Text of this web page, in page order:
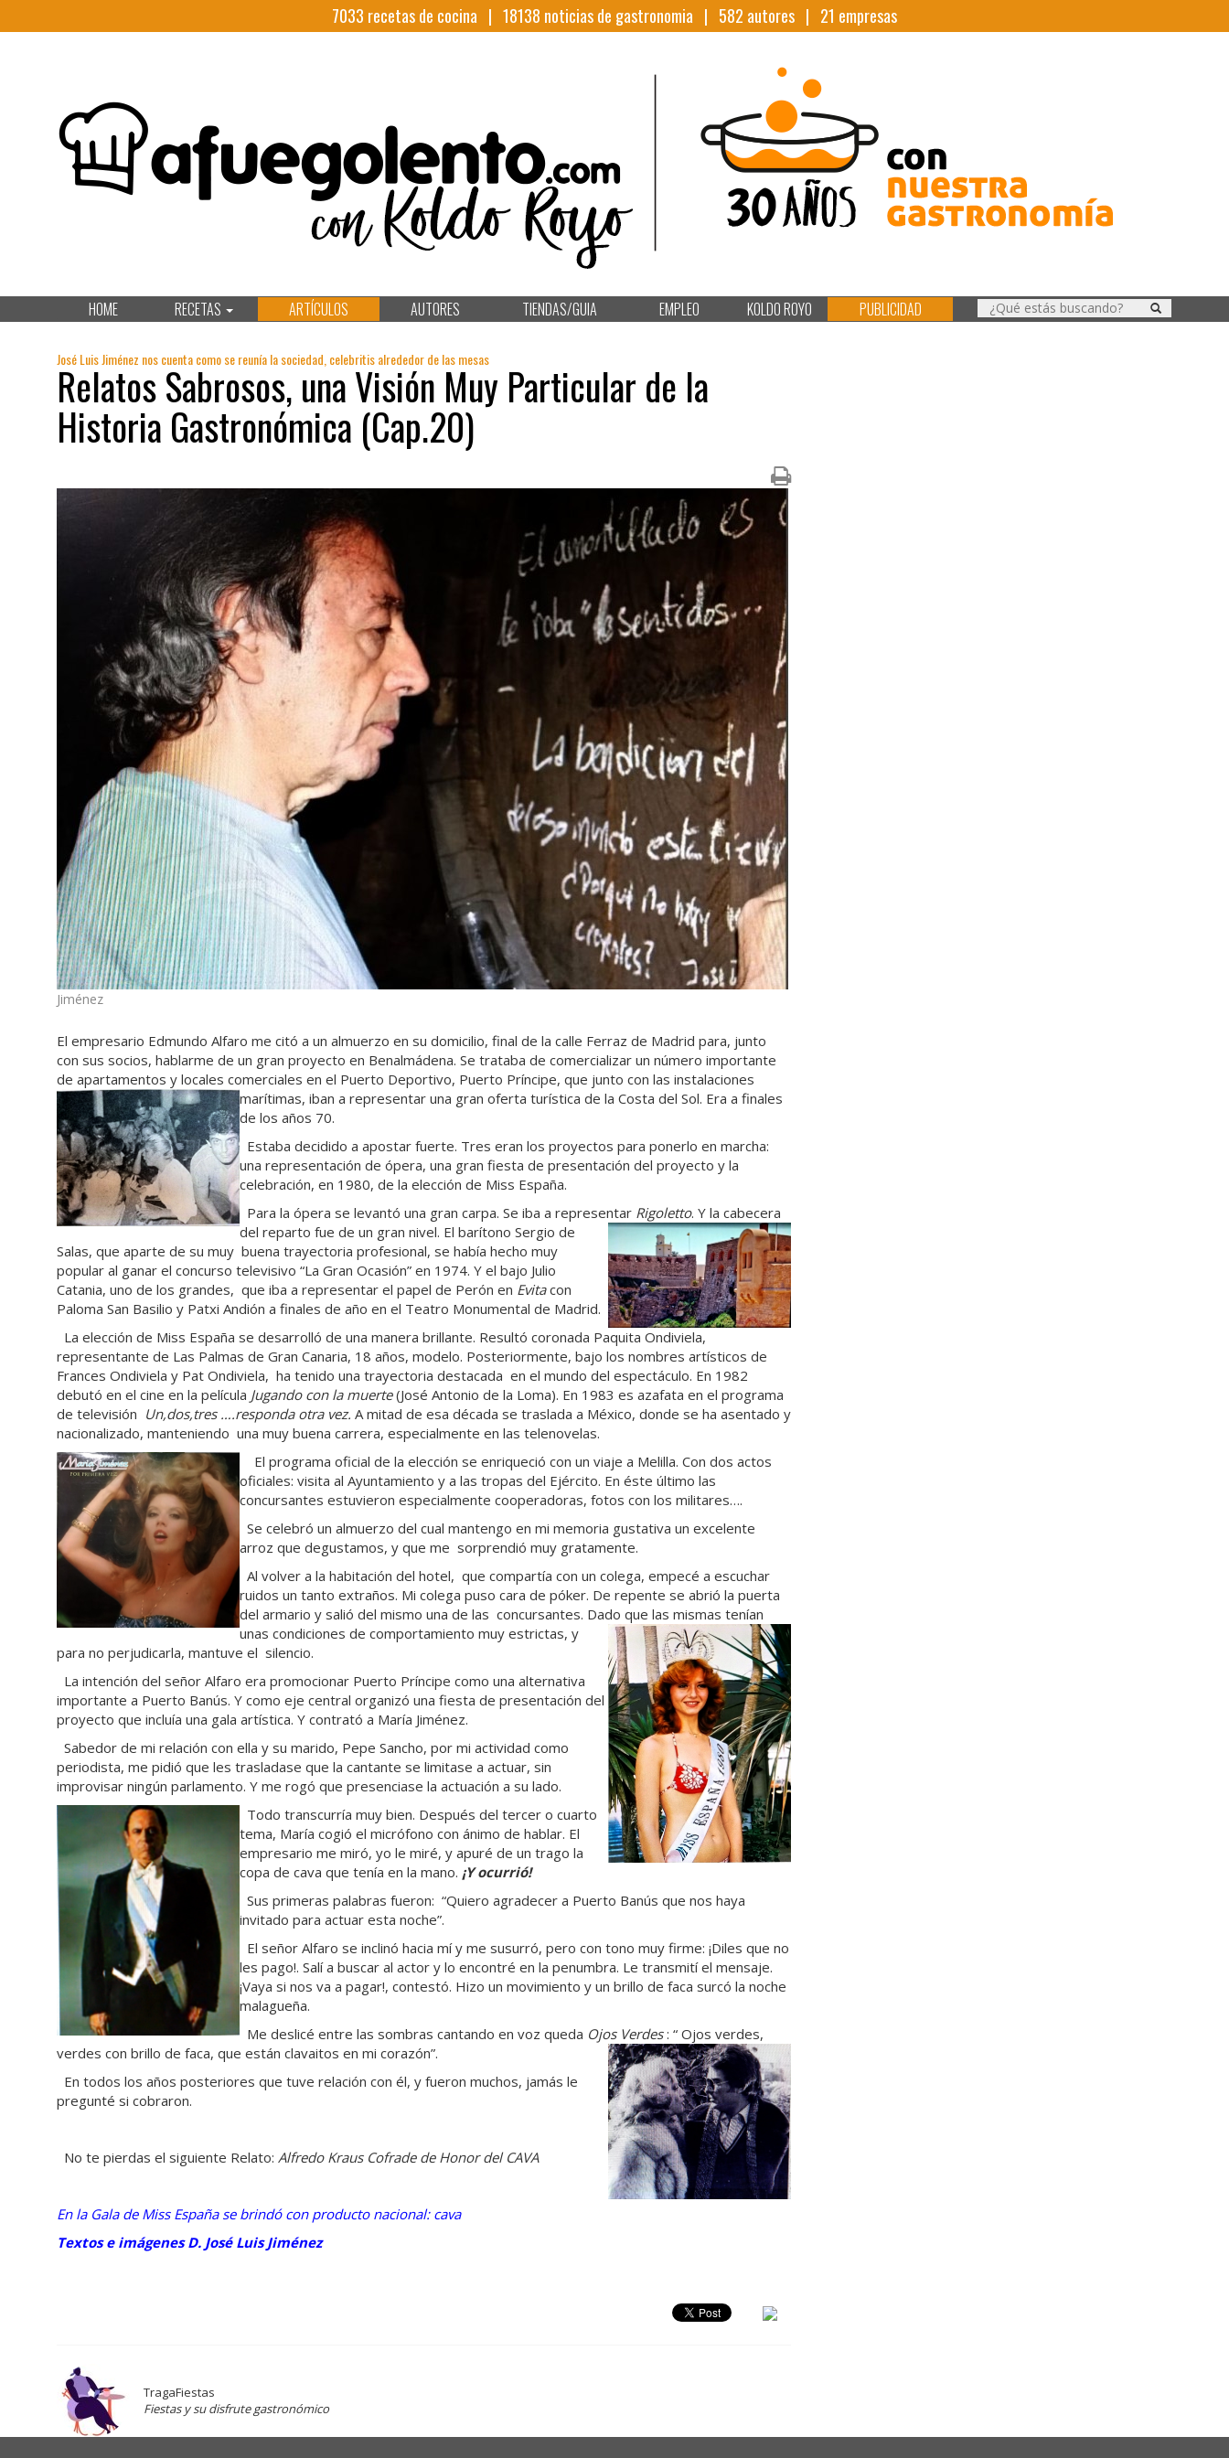
7033 recetas de cocina | 18138 noticias de gastronomia | 582 autores | 21 empresas
HOME RECETAS ARTÍCULOS AUTORES TIENDAS/GUIA EMPLEO KOLDO ROYO PUBLICIDAD
José Luis Jiménez nos cuenta como se reunía la sociedad, celebritis alrededor de las mesas
Relatos Sabrosos, una Visión Muy Particular de la
Historia Gastronómica (Cap.20)
Jiménez
El empresario Edmundo Alfaro me citó a un almuerzo en su domicilio, final de la calle Ferraz de Madrid para, junto
con sus socios, hablarme de un gran proyecto en Benalmádena. Se trataba de comercializar un número importante
de apartamentos y locales comerciales en el Puerto Deportivo, Puerto Príncipe, que junto con las instalaciones
marítimas, iban a representar una gran oferta turística de la Costa del Sol. Era a finales
de los años 70.
Estaba decidido a apostar fuerte. Tres eran los proyectos para ponerlo en marcha:
una representación de ópera, una gran fiesta de presentación del proyecto y la
celebración, en 1980, de la elección de Miss España.
Para la ópera se levantó una gran carpa. Se iba a representar Rigoletto. Y la cabecera
del reparto fue de un gran nivel. El barítono Sergio de
Salas, que aparte de su muy buena trayectoria profesional, se había hecho muy
popular al ganar el concurso televisivo “La Gran Ocasión” en 1974. Y el bajo Julio
Catania, uno de los grandes, que iba a representar el papel de Perón en Evitacon
Paloma San Basilio y Patxi Andión a finales de año en el Teatro Monumental de Madrid.
La elección de Miss España se desarrolló de una manera brillante. Resultó coronada Paquita Ondiviela,
representante de Las Palmas de Gran Canaria, 18 años, modelo. Posteriormente, bajo los nombres artísticos de
Frances Ondiviela y Pat Ondiviela, ha tenido una trayectoria destacada en el mundo del espectáculo. En 1982
debutó en el cine en la película Jugando con la muerte(José Antonio de la Loma). En 1983 es azafata en el programa
de televisión Un,dos,tres ….responda otra vez. A mitad de esa década se traslada a México, donde se ha asentado y
nacionalizado, manteniendo una muy buena carrera, especialmente en las telenovelas.
El programa oficial de la elección se enriqueció con un viaje a Melilla. Con dos actos
oficiales: visita al Ayuntamiento y a las tropas del Ejército. En éste último las
concursantes estuvieron especialmente cooperadoras, fotos con los militares….
Se celebró un almuerzo del cual mantengo en mi memoria gustativa un excelente
arroz que degustamos, y que me sorprendió muy gratamente.
Al volver a la habitación del hotel, que compartía con un colega, empecé a escuchar
ruidos un tanto extraños. Mi colega puso cara de póker. De repente se abrió la puerta
del armario y salió del mismo una de las concursantes. Dado que las mismas tenían
unas condiciones de comportamiento muy estrictas, y
para no perjudicarla, mantuve el silencio.
La intención del señor Alfaro era promocionar Puerto Príncipe como una alternativa
importante a Puerto Banús. Y como eje central organizó una fiesta de presentación del
proyecto que incluía una gala artística. Y contrató a María Jiménez.
Sabedor de mi relación con ella y su marido, Pepe Sancho, por mi actividad como
periodista, me pidió que les trasladase que la cantante se limitase a actuar, sin
improvisar ningún parlamento. Y me rogó que presenciase la actuación a su lado.
Todo transcurría muy bien. Después del tercer o cuarto
tema, María cogió el micrófono con ánimo de hablar. El
empresario me miró, yo le miré, y apuré de un trago la
copa de cava que tenía en la mano. ¡Y ocurrió!
Sus primeras palabras fueron: “Quiero agradecer a Puerto Banús que nos haya
invitado para actuar esta noche”.
El señor Alfaro se inclinó hacia mí y me susurró, pero con tono muy firme: ¡Diles que no
les pago!. Salí a buscar al actor y lo encontré en la penumbra. Le transmití el mensaje.
¡Vaya si nos va a pagar!, contestó. Hizo un movimiento y un brillo de faca surcó la noche
malagueña.
Me deslicé entre las sombras cantando en voz queda Ojos Verdes: “ Ojos verdes,
verdes con brillo de faca, que están clavaitos en mi corazón”.
En todos los años posteriores que tuve relación con él, y fueron muchos, jamás le
pregunté si cobraron.
No te pierdas el siguiente Relato: Alfredo Kraus Cofrade de Honor del CAVA
En la Gala de Miss España se brindó con producto nacional: cava
Textos e imágenes D. José Luis Jiménez
TragaFiestas
Fiestas y su disfrute gastronómico